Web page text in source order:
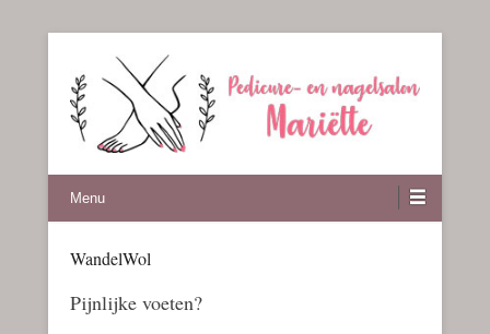
Pedicure en nagelsalon Mariette
Menu
WandelWol
Pijnlijke voeten?